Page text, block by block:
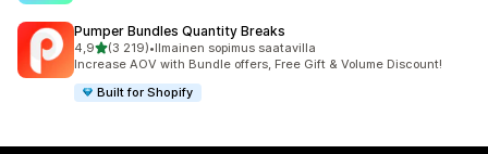
Pumper Bundles Quantity Breaks
4,9/ 5 tähteä
(3 219)
3219 arvostelua yhteensä
•Ilmainen sopimus saatavilla
Increase AOV with Bundle offers, Free Gift & Volume Discount!
Built for Shopify